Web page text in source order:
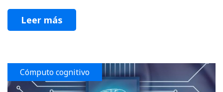
Leer más
Cómputo cognitivo